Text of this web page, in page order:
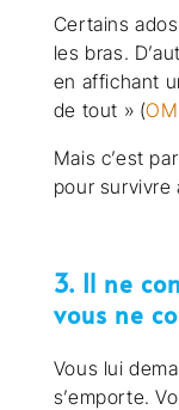
Certains
les bras.
en affichant
de tout » (
Mais c’est
pour survivre
3. Il ne
vous ne
Vous lui
s’emporte.